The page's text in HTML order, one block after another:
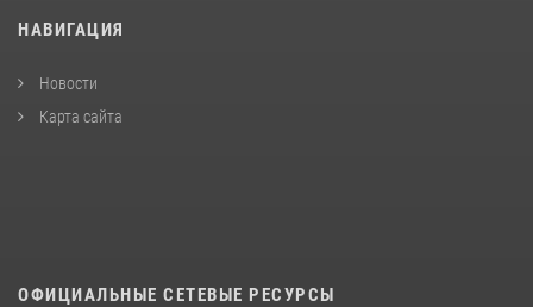
НАВИГАЦИЯ
Новости
Карта сайта
ОФИЦИАЛЬНЫЕ СЕТЕВЫЕ РЕСУРСЫ